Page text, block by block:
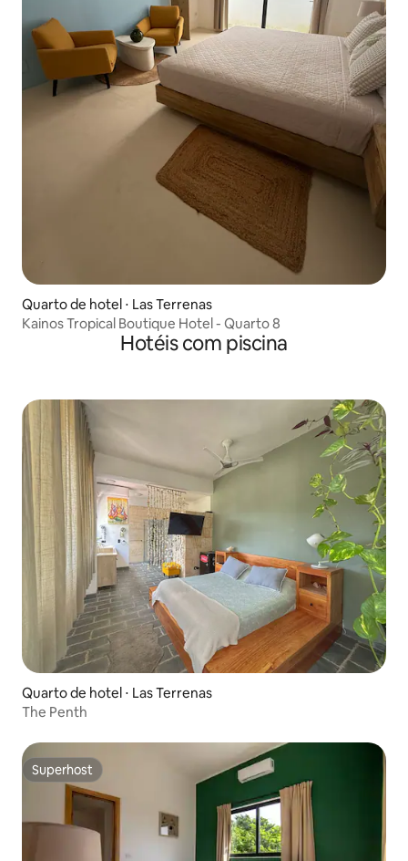
Quarto de hotel ⋅ Las Terrenas
Kainos Tropical Boutique Hotel - Quarto 8
Hotéis com piscina
Quarto de hotel ⋅ Las Terrenas
The Penth
Superhost
Superhost